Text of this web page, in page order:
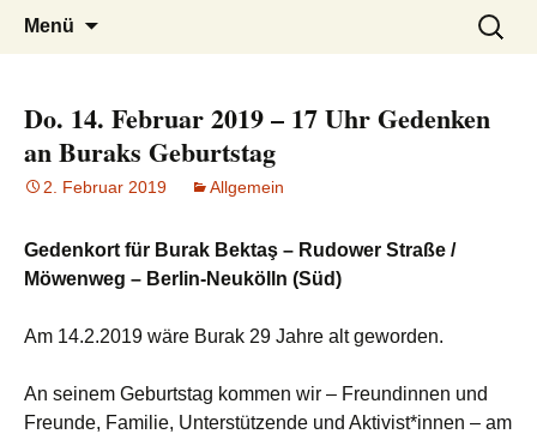
burak
Menü
Suchen
nach:
Do. 14. Februar 2019 – 17 Uhr Gedenken
an Buraks Geburtstag
2. Februar 2019 Allgemein
Gedenkort für Burak Bektaş – Rudower Straße /
Möwenweg – Berlin-Neukölln (Süd)
Am 14.2.2019 wäre Burak 29 Jahre alt geworden.
An seinem Geburtstag kommen wir – Freundinnen und
Freunde, Familie, Unterstützende und Aktivist*innen – am